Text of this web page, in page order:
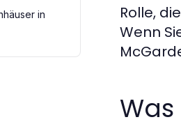
in
Rolle,
Wenn